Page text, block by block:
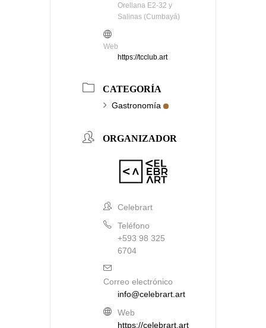
Orellana E2-32 y
Salinas (Cumbayá)
Web
https://tcclub.art
CATEGORÍA
Gastronomía
ORGANIZADOR
Celebrart
Teléfono
+593 98 325
6704
Correo electrónico
info@celebrart.art
Web
https://celebrart.art